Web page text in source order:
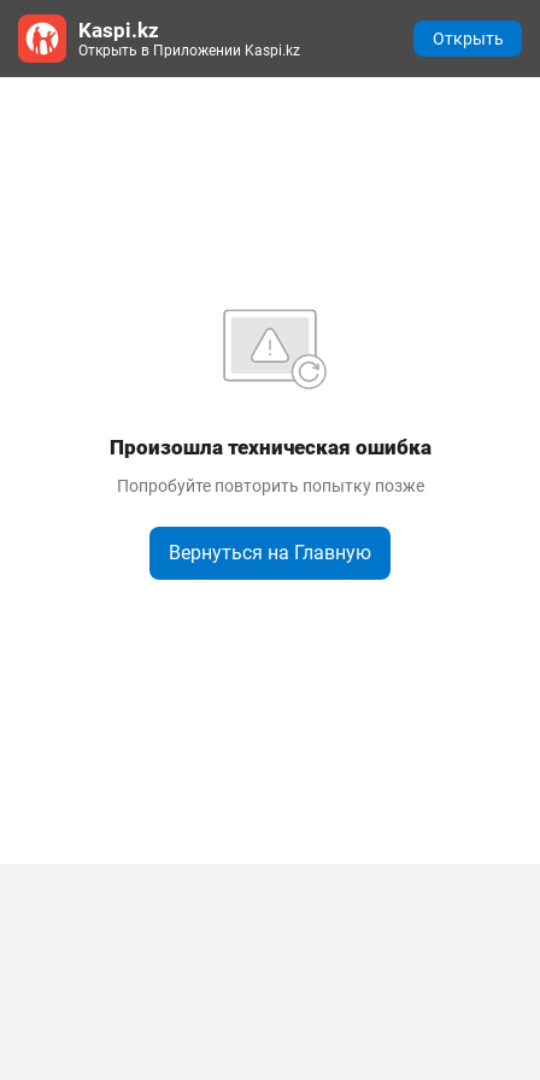
Произошла техническая ошибка
Попробуйте повторить попытку позже
Вернуться на Главную
Kaspi.kz
Открыть в Приложении Kaspi.kz
Открыть